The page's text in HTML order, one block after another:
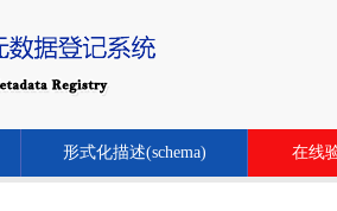
形式化描述(schema) 在线